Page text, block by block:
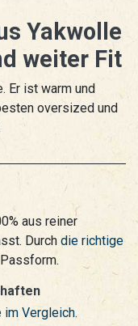
Yakwolle
weiter Fit
Er ist warm und
oversized und
aus reiner
Durch die richtige
im Vergleich.